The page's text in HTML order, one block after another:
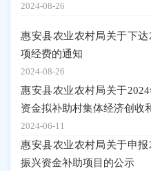
2024-08-26
惠安县农业农村局关于下
项经费的通知
2024-08-26
惠安县农业农村局关于
资金拟补助村集体经济创收
2024-06-11
惠安县农业农村局关于申
振兴资金补助项目的公示